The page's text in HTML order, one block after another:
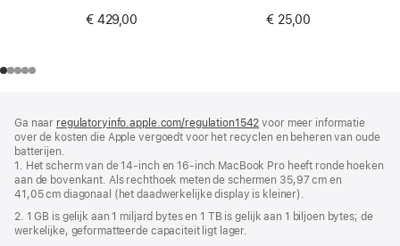
€ 429,00
€ 25,00
Ga naar regulatoryinfo.apple.com/regulation1542 (wordt
in
venster
geopend)
voor meer informatie
over de kosten die Apple vergoedt voor het recyclen en beheren van oude
batterijen.
1. Het scherm van de 14‑inch en 16‑inch MacBook Pro heeft ronde hoeken
aan de bovenkant. Als rechthoek meten de schermen 35,97 cm en
41,05 cm diagonaal (het daadwerkelijke display is kleiner).
2. 1 GB is gelijk aan 1 miljard bytes en 1 TB is gelijk aan 1 biljoen bytes; de
werkelijke, geformatteerde capaciteit ligt lager.